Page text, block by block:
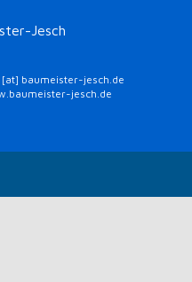
Jesch
baumeister-jesch.de
jesch.de